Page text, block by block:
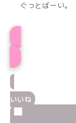
ぐっとばーい。
いいね